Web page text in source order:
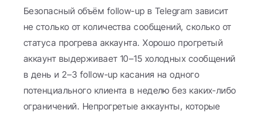
Безопасный объём follow-up в Telegram зависит
не столько от количества сообщений, сколько от
статуса прогрева аккаунта. Хорошо прогретый
аккаунт выдерживает 10–15 холодных сообщений
в день и 2–3 follow-up касания на одного
потенциального клиента в неделю без каких-либо
ограничений. Непрогретые аккаунты, которые